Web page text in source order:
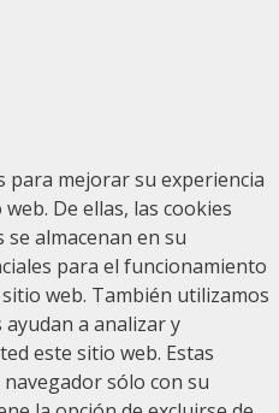
para mejorar su experiencia
De ellas, las cookies
se almacenan en su
para el funcionamiento
web. También utilizamos
a analizar y
este sitio web. Estas
sólo con su